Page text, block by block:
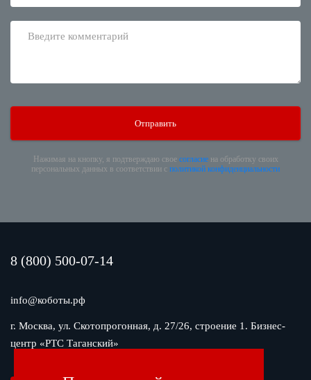
Нажимая на кнопку, я подтверждаю свое согласиена обработку своих
персональных данных в соответствии с политикой конфиденциальности
8 (800) 500-07-14
info@коботы.рф
г. Москва, ул. Скотопрогонная, д. 27/26, строение 1. Бизнес-
центр «РТС Таганский»